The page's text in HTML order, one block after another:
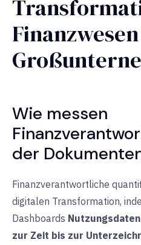
Wie messen
der
Finanzverantwortliche
digitalen Transformation,
Dashboards
zur Zeit bis zur